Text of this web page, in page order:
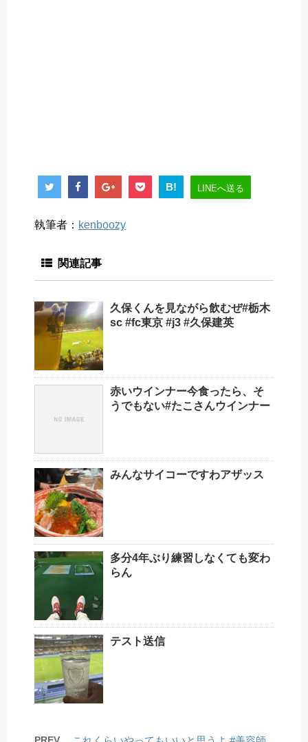
B! LINEへ送る
執筆者： kenboozy
関連記事
久保くんを見ながら飲むぜ#栃木
sc #fc東京 #j3 #久保建英
赤いウインナー今食ったら、そ
うでもない️#たこさんウインナー
みんなサイコーですわアザッス
多分4年ぶり練習しなくても変わ
らん
テスト送信